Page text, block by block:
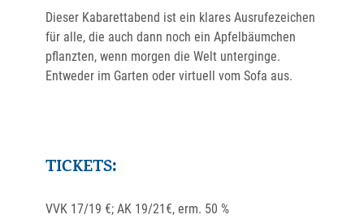
Dieser Kabarettabend ist ein klares Ausrufezeichen
für alle, die auch dann noch ein Apfelbäumchen
pflanzten, wenn morgen die Welt unterginge.
Entweder im Garten oder virtuell vom Sofa aus.
TICKETS:
VVK 17/19 €; AK 19/21€, erm. 50 %